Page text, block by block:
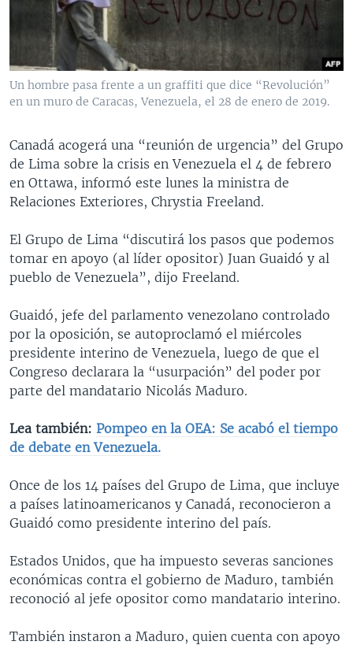
VENEZUELA
BRASIL
NICARAGUA
ECONOMÍA
ENTRETENIMIENTO Y CULTURA
TECNOLOGÍA
DEPORTES
MULTIMEDIA
VIDEOS
FOTOGRAFÍA
AUDIOS
PROGRAMAS TV
EL MUNDO AL DÍA
FORO INTERAMERICANO
LAS CLAVES
PANORAMA
RADIO
AVANCE INFORMATIVO
BUENOS DÍAS AMÉRICA
ESTADOS UNIDOS AL DÍA
EL MUNDO AL DÍA [RADIO]
FORO [RADIO]
DEPORTIVO INTERNACIONAL
ENTRETENIMIENTO
DIRECT
Learning English
Idiomas
Un hombre pasa frente a un graffiti que dice “Revolución”
en un muro de Caracas, Venezuela, el 28 de enero de 2019.
Canadá acogerá una “reunión de urgencia” del Grupo
de Lima sobre la crisis en Venezuela el 4 de febrero
en Ottawa, informó este lunes la ministra de
Relaciones Exteriores, Chrystia Freeland.
El Grupo de Lima “discutirá los pasos que podemos
tomar en apoyo (al líder opositor) Juan Guaidó y al
pueblo de Venezuela”, dijo Freeland.
Guaidó, jefe del parlamento venezolano controlado
por la oposición, se autoproclamó el miércoles
presidente interino de Venezuela, luego de que el
Congreso declarara la “usurpación” del poder por
parte del mandatario Nicolás Maduro.
Lea también: Pompeo en la OEA: Se acabó el tiempo
de debate en Venezuela.
Once de los 14 países del Grupo de Lima, que incluye
a países latinoamericanos y Canadá, reconocieron a
Guaidó como presidente interino del país.
Estados Unidos, que ha impuesto severas sanciones
económicas contra el gobierno de Maduro, también
reconoció al jefe opositor como mandatario interino.
También instaron a Maduro, quien cuenta con apoyo